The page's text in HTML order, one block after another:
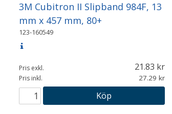
3M Cubitron II Slipband 984F, 13
mm x 457 mm, 80+
123-160549
Pris exkl. 21.83
Pris inkl. 27.29
Köp